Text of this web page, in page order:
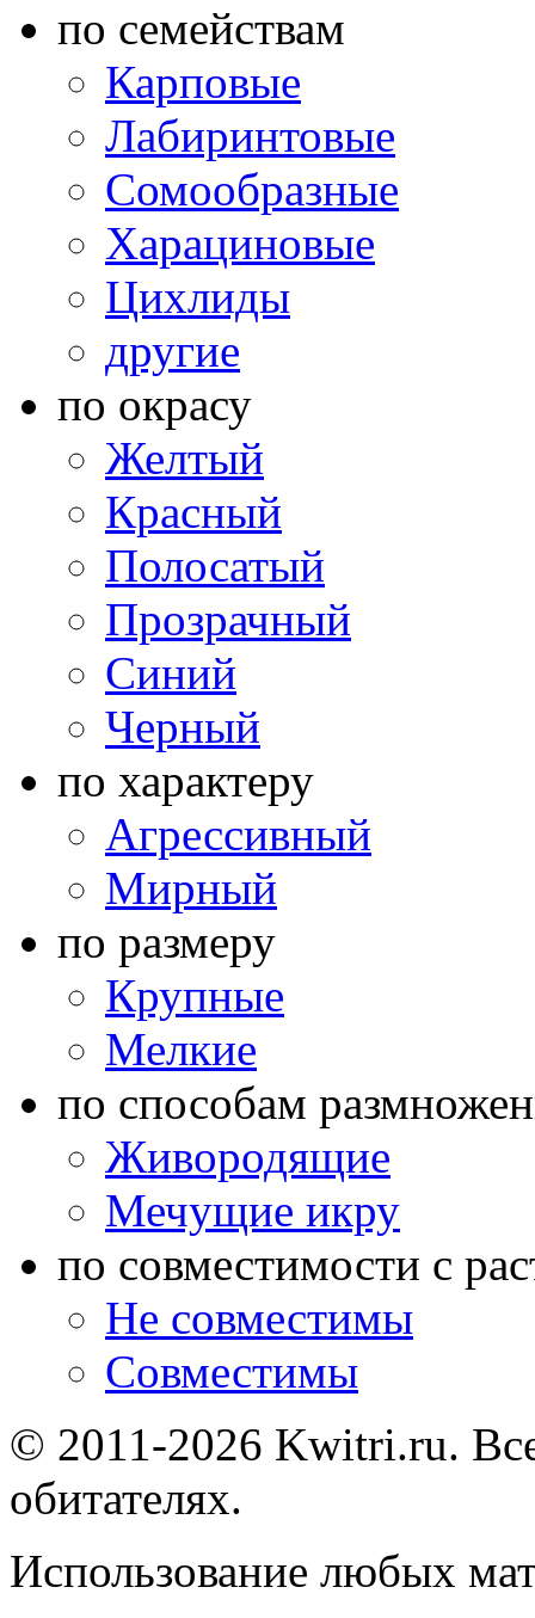
по семействам
Карповые
Лабиринтовые
Сомообразные
Харациновые
Цихлиды
другие
по окрасу
Желтый
Красный
Полосатый
Прозрачный
Синий
Черный
по характеру
Агрессивный
Мирный
по размеру
Крупные
Мелкие
по способам
Живородящие
Мечущие икру
по совместимости с
Не совместимы
Совместимы
© 2011-2026 Kwitri.ru.
обитателях.
Использование любых